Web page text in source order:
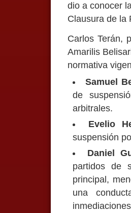
dio a conocer
Clausura de la
Carlos Terán,
Amarilis
normativa
Samuel
de
arbitrales.
Evelio
suspensión
Daniel
partidos de
principal,
una